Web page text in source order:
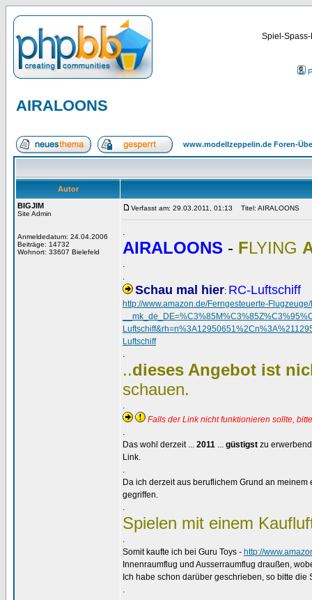
Spiel-
AIRALOONS
www.modellzeppelin.de Foren-
Autor
BIGJIM
Site Admin
Anmeldedatum: 24.04.2006
Beiträge: 14732
Wohnort: 33607 Bielefeld
Verfasst am: 29.03.2011, 01:13 Titel: AIRALOONS
.
AIRALOONS - FLYING
.
.
Schau mal hier: RC-Luftschiff
http://www.amazon.de/Ferngesteuerte-
Luftschiff
.
..dieses Angebot ist
schauen.
.
Falls der Link nicht funktionieren sollte,
.
Das wohl derzeit ... 2011 ... güstigst zu
Link.
.
Da ich derzeit aus beruflichem Grund an
gegriffen.
.
Spielen mit einem
.
Somit kaufte ich bei Guru Toys - http://
Innenraumflug und Ausserraumflug draußen,
Ich habe schon darüber geschrieben, so bitte die
.